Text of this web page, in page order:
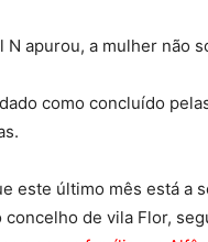
N apurou, a mulher não
como concluído
este último mês está a
concelho de vila Flor,